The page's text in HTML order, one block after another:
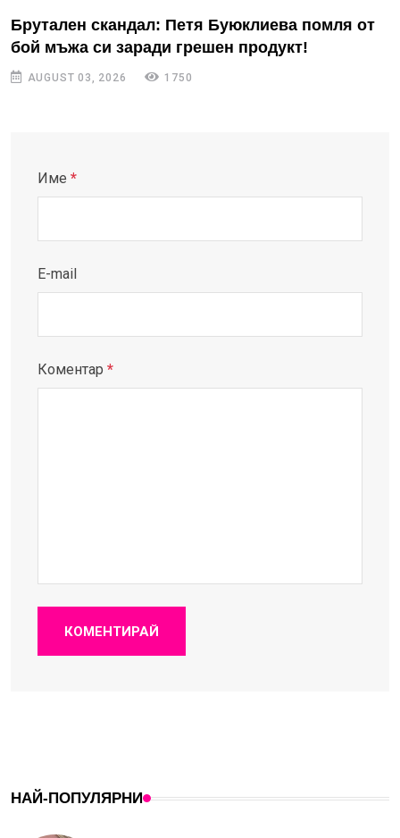
Брутален скандал: Петя Буюклиева помля от
бой мъжа си заради грешен продукт!
AUGUST 03, 2026 1750
Име *
E-mail
Коментар *
КОМЕНТИРАЙ
НАЙ-ПОПУЛЯРНИ